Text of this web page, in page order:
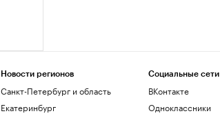
Новости регионов
Санкт-Петербург и область
Екатеринбург
Социальные сети
ВКонтакте
Одноклассники